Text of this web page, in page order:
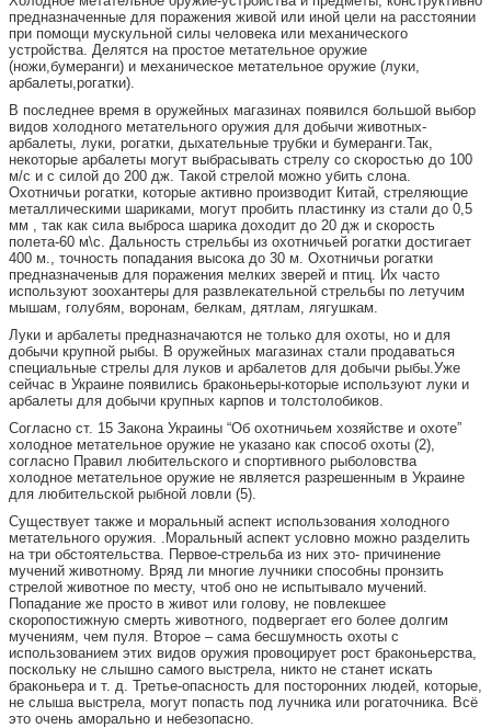
предназначенные для поражения живой или иной цели на расстоянии
при помощи мускульной силы человека или механического
устройства. Делятся на простое метательное оружие
(ножи,бумеранги) и механическое метательное оружие (луки,
арбалеты,рогатки).
В последнее время в оружейных магазинах появился большой выбор
видов холодного метательного оружия для добычи животных-
арбалеты, луки, рогатки, дыхательные трубки и бумеранги.Так,
некоторые арбалеты могут выбрасывать стрелу со скоростью до 100
м/с и с силой до 200 дж. Такой стрелой можно убить слона.
Охотничьи рогатки, которые активно производит Китай, стреляющие
металлическими шариками, могут пробить пластинку из стали до 0,5
мм , так как сила выброса шарика доходит до 20 дж и скорость
полета-60 м\с. Дальность стрельбы из охотничьей рогатки достигает
400 м., точность попадания высока до 30 м. Охотничьи рогатки
предназначеныв для поражения мелких зверей и птиц. Их часто
используют зоохантеры для развлекательной стрельбы по летучим
мышам, голубям, воронам, белкам, дятлам, лягушкам.
Луки и арбалеты предназначаются не только для охоты, но и для
добычи крупной рыбы. В оружейных магазинах стали продаваться
специальные стрелы для луков и арбалетов для добычи рыбы.Уже
сейчас в Украине появились браконьеры-которые используют луки и
арбалеты для добычи крупных карпов и толстолобиков.
Согласно ст. 15 Закона Украины “Об охотничьем хозяйстве и охоте”
холодное метательное оружие не указано как способ охоты (2),
согласно Правил любительского и спортивного рыболовства
холодное метательное оружие не является разрешенным в Украине
для любительской рыбной ловли (5).
Существует также и моральный аспект использования холодного
метательного оружия. .Моральный аспект условно можно разделить
на три обстоятельства. Первое-стрельба из них это- причинение
мучений животному. Вряд ли многие лучники способны пронзить
стрелой животное по месту, чтоб оно не испытывало мучений.
Попадание же просто в живот или голову, не повлекшее
скоропостижную смерть животного, подвергает его более долгим
мучениям, чем пуля. Второе – сама бесшумность охоты с
использованием этих видов оружия провоцирует рост браконьерства,
поскольку не слышно самого выстрела, никто не станет искать
браконьера и т. д. Третье-опасность для посторонних людей, которые,
не слыша выстрела, могут попасть под лучника или рогаточника. Всё
это очень аморально и небезопасно.